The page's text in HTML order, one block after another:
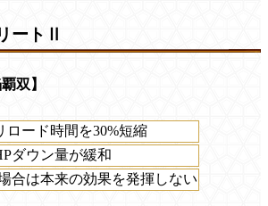
ートⅡ
双】
ロード時間を30%短縮
ダウン量が緩和
合は本来の効果を発揮しない